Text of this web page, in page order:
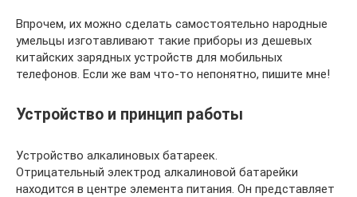
Впрочем, их можно сделать самостоятельно народные
умельцы изготавливают такие приборы из дешевых
китайских зарядных устройств для мобильных
телефонов. Если же вам что-то непонятно, пишите мне!
Устройство и принцип работы
Устройство алкалиновых батареек.
Отрицательный электрод алкалиновой батарейки
находится в центре элемента питания. Он представляет